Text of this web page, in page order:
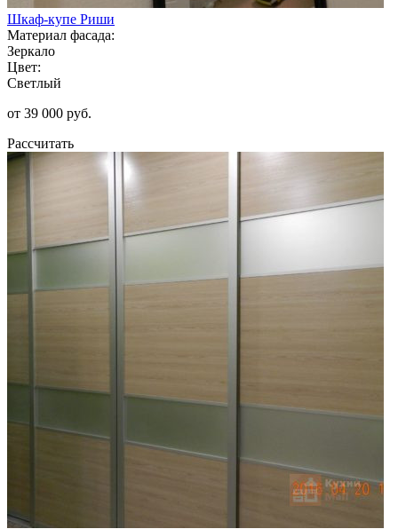
Шкаф-купе Риши
Материал фасада:
Зеркало
Цвет:
Светлый
от 39 000 руб.
Рассчитать